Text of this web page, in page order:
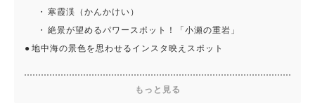
寒霞渓（かんかけい）
絶景が望めるパワースポット！「小瀬の重岩」
地中海の景色を思わせるインスタ映えスポット
もっと見る